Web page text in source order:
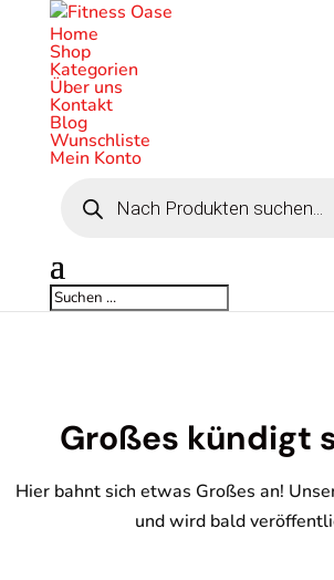
Home
Shop
Kategorien
Über uns
Kontakt
Blog
Wunschliste
Mein Konto
search
Großes kündigt
Hier bahnt sich etwas Großes an!
und wird bald